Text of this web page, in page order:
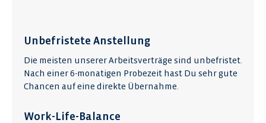
Unbefristete Anstellung
Die meisten unserer Arbeitsverträge sind unbefristet.
Nach einer 6-monatigen Probezeit hast Du sehr gute
Chancen auf eine direkte Übernahme.
Work-Life-Balance